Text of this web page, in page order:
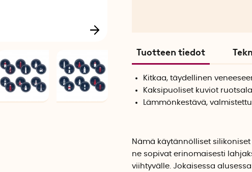
Tuotteen tiedot
Kitkaa, täydellinen
Kaksipuoliset kuviot
Lämmönkestävä, valmistettu
Nämä käytännölliset
ne sopivat erinomaisesti
viihtyvälle. Jokaisessa